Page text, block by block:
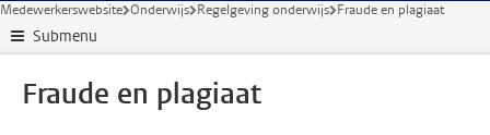
Medewerkerswebsite Onderwijs Regelgeving onderwijs Fraude en plagiaat
Submenu
Fraude en plagiaat